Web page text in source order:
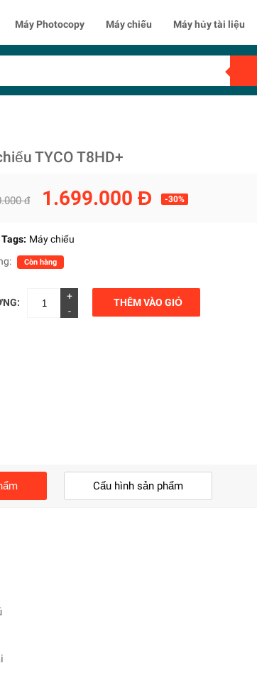
Máy Photocopy Máy chiếu Máy hủy tài liệu
TYCO T8HD+
đ 1.699.000 Đ -30%
Máy chiếu
Còn hàng
+
-
THÊM VÀO GIỎ
Cấu hình sản phẩm